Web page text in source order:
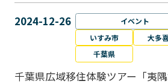
2024-12-26 イベント
いすみ市
大多
千葉県
千葉県広域移住体験ツアー「夷